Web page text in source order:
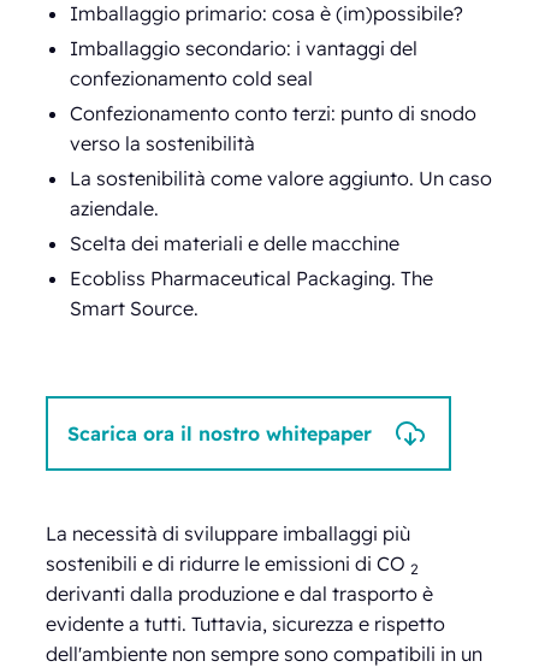
Imballaggio primario: cosa è (im)possibile?
Imballaggio secondario: i vantaggi del
confezionamento cold seal
Confezionamento conto terzi: punto di snodo
verso la sostenibilità
La sostenibilità come valore aggiunto. Un caso
aziendale.
Scelta dei materiali e delle macchine
Ecobliss Pharmaceutical Packaging. The
Smart Source.
Scarica ora il nostro whitepaper
La necessità di sviluppare imballaggi più
sostenibili e di ridurre le emissioni di CO2
derivanti dalla produzione e dal trasporto è
evidente a tutti. Tuttavia, sicurezza e rispetto
dell'ambiente non sempre sono compatibili in un